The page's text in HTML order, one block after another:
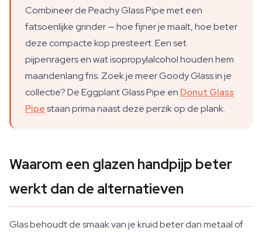
Combineer de Peachy Glass Pipe met een
fatsoenlijke grinder — hoe fijner je maalt, hoe beter
deze compacte kop presteert. Een set
pijpenragers en wat isopropylalcohol houden hem
maandenlang fris. Zoek je meer Goody Glass in je
collectie? De Eggplant Glass Pipe en Donut Glass
Pipestaan prima naast deze perzik op de plank.
Waarom een glazen handpijp beter
werkt dan de alternatieven
Glas behoudt de smaak van je kruid beter dan metaal of